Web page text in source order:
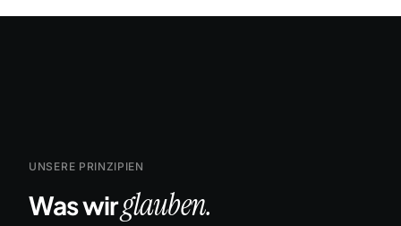
UNSERE PRINZIPIEN
Was wirglauben.